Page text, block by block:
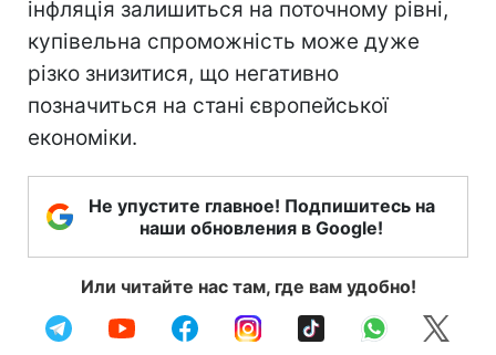
інфляція залишиться на поточному рівні,
купівельна спроможність може дуже
різко знизитися, що негативно
позначиться на стані європейської
економіки.
Не упустите главное! Подпишитесь на
наши обновления в Google!
Или читайте нас там, где вам удобно!